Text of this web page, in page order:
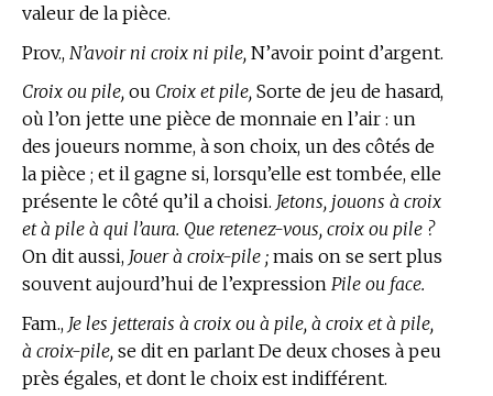
valeur de la pièce.
Prov., N’avoir ni croix ni pile, N’avoir point d’argent.
Croix ou pile, ou Croix et pile, Sorte de jeu de hasard,
où l’on jette une pièce de monnaie en l’air : un
des joueurs nomme, à son choix, un des côtés de
la pièce ; et il gagne si, lorsqu’elle est tombée, elle
présente le côté qu’il a choisi. Jetons, jouons à croix
et à pile à qui l’aura. Que retenez-vous, croix ou pile ?
On dit aussi, Jouer à croix-pile ; mais on se sert plus
souvent aujourd’hui de l’expression Pile ou face.
Fam., Je les jetterais à croix ou à pile, à croix et à pile,
à croix-pile, se dit en parlant De deux choses à peu
près égales, et dont le choix est indifférent.